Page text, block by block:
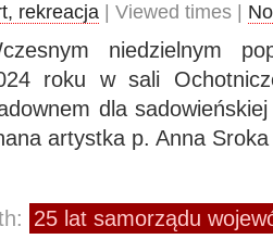
rekreacja | Viewed times |
niedzielnym
roku w sali
dla
artystka p. Anna
25 lat samorządu